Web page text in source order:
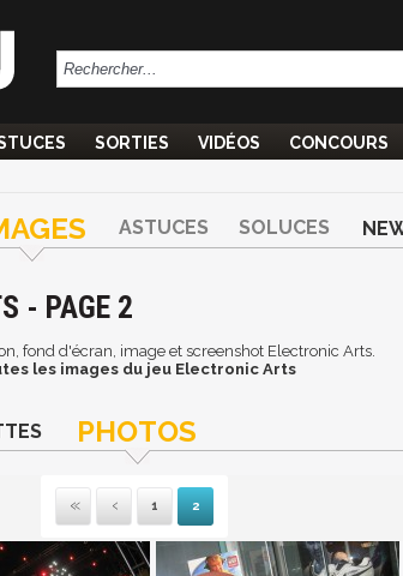
SORTIES VIDÉOS CONCOURS
ASTUCES SOLUCES
- PAGE 2
fond d'écran, image et screenshot Electronic Arts.
les images du jeu Electronic Arts
PHOTOS
Première
Précédente
1 2